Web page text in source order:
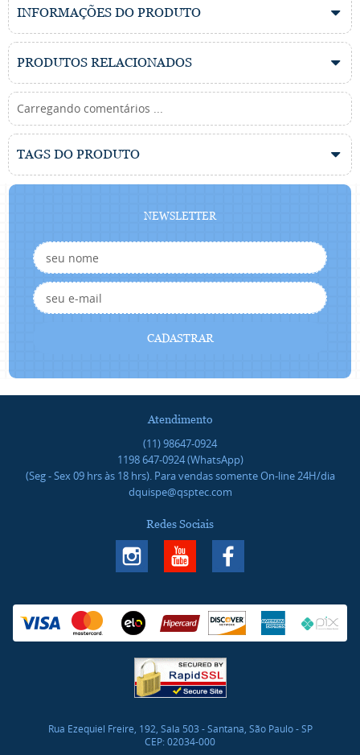
INFORMAÇÕES DO PRODUTO
PRODUTOS RELACIONADOS
Carregando comentários ...
TAGS DO PRODUTO
NEWSLETTER
CADASTRAR
Atendimento
(11)98647-0924
1198647-0924(WhatsApp)
(Seg - Sex 09 hrs às 18 hrs). Para vendas somente On-line 24H/dia
dquispe@qsptec.com
Redes Sociais
Rua Ezequiel Freire, 192, Sala 503 -Santana, São Paulo-SP
CEP: 02034-000